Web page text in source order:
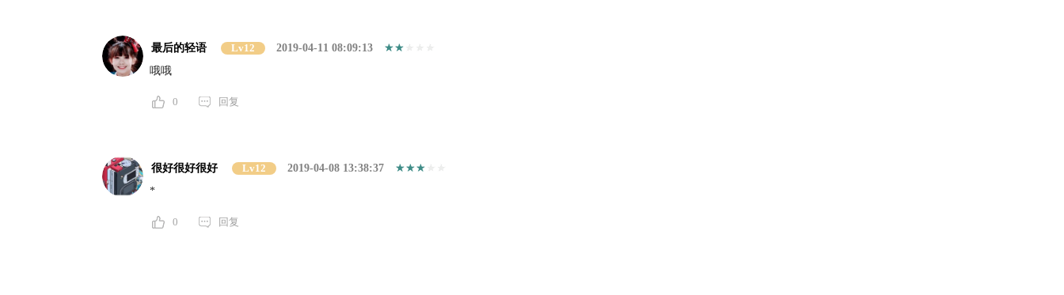
最后的轻语 Lv12
2019-04-11 08:09:13
哦哦
0 回复
很好很好很好 Lv12
2019-04-08 13:38:37
*
0 回复